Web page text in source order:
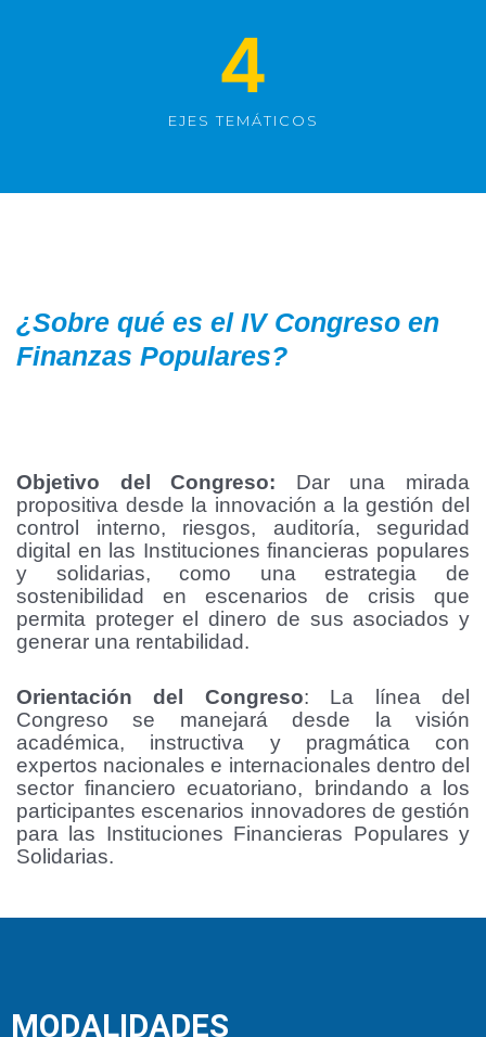
4
EJES TEMÁTICOS
¿Sobre qué es el IV Congreso en
Finanzas Populares?
Objetivo del Congreso: Dar una mirada
propositiva desde la innovación a la gestión del
control interno, riesgos, auditoría, seguridad
digital en las Instituciones financieras populares
y solidarias, como una estrategia de
sostenibilidad en escenarios de crisis que
permita proteger el dinero de sus asociados y
generar una rentabilidad.
Orientación del Congreso: La línea del
Congreso se manejará desde la visión
académica, instructiva y pragmática con
expertos nacionales e internacionales dentro del
sector financiero ecuatoriano, brindando a los
participantes escenarios innovadores de gestión
para las Instituciones Financieras Populares y
Solidarias.
MODALIDADES